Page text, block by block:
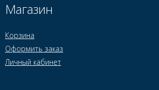
Магазин
Корзина
Оформить заказ
Личный кабинет